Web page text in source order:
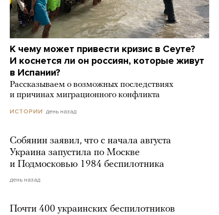
К чему может привести кризис в Сеуте?
И коснется ли он россиян, которые живут
в Испании?
Рассказываем о возможных последствиях
и причинах миграционного конфликта
ИСТОРИИ день назад
Собянин заявил, что с начала августа
Украина запустила по Москве
и Подмосковью 1984 беспилотника
день назад
Почти 400 украинских беспилотников